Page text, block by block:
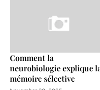
Comment la
neurobiologie explique
mémoire sélective